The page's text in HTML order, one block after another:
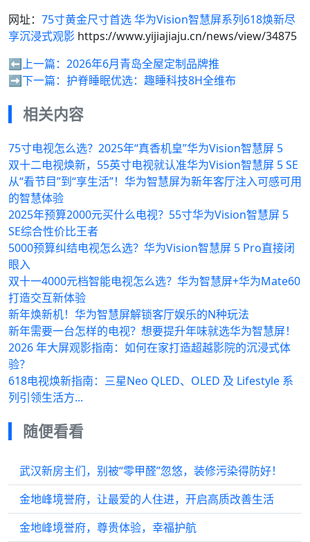
网址： 75寸黄金尺寸首选 华为Vision智慧屏系列618焕新尽
享沉浸式观影 https://www.yijiajiaju.cn/news/view/34875
⬅️上一篇： 2026年6月青岛全屋定制品牌推
➡️下一篇： 护脊睡眠优选：趣睡科技8H全维布
相关内容
75寸电视怎么选？2025年“真香机皇”华为Vision智慧屏 5
双十二电视焕新，55英寸电视就认准华为Vision智慧屏 5 SE
从“看节目”到“享生活”！华为智慧屏为新年客厅注入可感可用
的智慧体验
2025年预算2000元买什么电视？55寸华为Vision智慧屏 5
SE综合性价比王者
5000预算纠结电视怎么选？华为Vision智慧屏 5 Pro直接闭
眼入
双十一4000元档智能电视怎么选？华为智慧屏+华为Mate60
打造交互新体验
新年焕新机！华为智慧屏解锁客厅娱乐的N种玩法
新年需要一台怎样的电视？想要提升年味就选华为智慧屏！
2026 年大屏观影指南：如何在家打造超越影院的沉浸式体
验？
618电视焕新指南：三星Neo QLED、OLED 及 Lifestyle 系
列引领生活方...
随便看看
武汉新房主们，别被“零甲醛”忽悠，装修污染得防好！
金地峰境誉府，让最爱的人住进，开启高质改善生活
金地峰境誉府，尊贵体验，幸福护航